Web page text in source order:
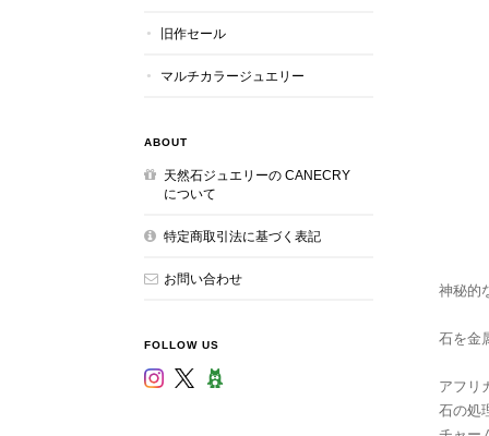
神秘的
石を金
アフリ
石の処
旧作セール
マルチカラージュエリー
ABOUT
天然石ジュエリーの CANECRY
について
特定商取引法に基づく表記
お問い合わせ
FOLLOW US